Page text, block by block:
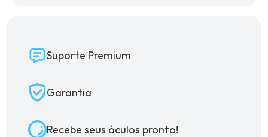
Suporte Premium
Garantia
Recebe seus óculos pronto!